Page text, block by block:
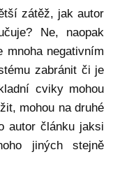
zátěž, jak autor
Ne, naopak
mnoha negativním
zabránit či je
cviky mohou
mohou na druhé
autor článku jaksi
jiných stejně